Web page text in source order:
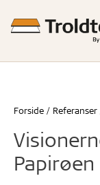
Forside Referanser
Papirøen